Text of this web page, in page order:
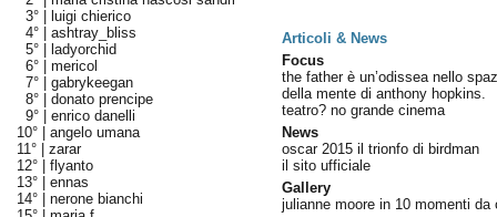
3° |
luigi chierico
4° | ashtray_bliss
5° |
ladyorchid
6° | mericol
7° | gabrykeegan
8° | donato prencipe
9° | enrico danelli
10° | angelo umana
11° | zarar
12° | flyanto
13° | ennas
14° | nerone bianchi
Articoli & News
Focus
the father è un’odissea nello
della mente di anthony hopkins.
teatro? no grande cinema
News
oscar 2015 il trionfo di birdman
il sito ufficiale
Gallery
julianne moore in 10 momenti da